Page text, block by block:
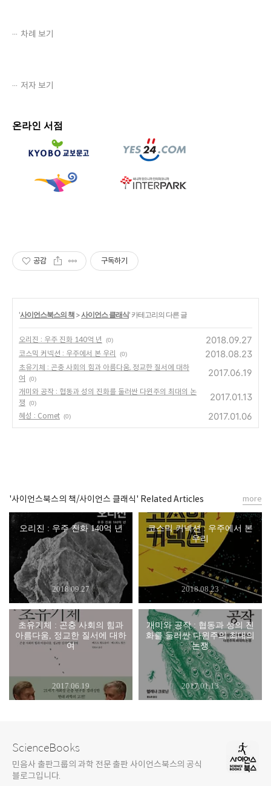
차례 보기
저자 보기
온라인 서점
공감 구독하기
'사이언스북스의 책 >사이언스 클래식' 카테고리의 다른 글
오리진 : 우주 진화 140억 년 (0) 2018.09.27
코스믹 커넥션 : 우주에서 본 우리 (0) 2018.08.23
초유기체 : 곤충 사회의 힘과 아름다움, 정교한 질서에 대하
여
(0)
2017.06.19
개미와 공작 : 협동과 성의 진화를 둘러싼 다윈주의 최대의 논
쟁
(0)
2017.01.13
혜성 : Comet (0) 2017.01.06
'사이언스북스의 책/사이언스 클래식' Related Articles
오리진 : 우주 진화 140억 년
2018.09.27
코스믹 커넥션 : 우주에서 본
우리
2018.08.23
초유기체 : 곤충 사회의 힘과
아름다움, 정교한 질서에 대하
여
2017.06.19
개미와 공작 : 협동과 성의 진
화를 둘러싼 다윈주의 최대의
논쟁
2017.01.13
more
ScienceBooks
민음사 출판그룹의 과학 전문 출판 사이언스북스의 공식
블로그입니다.